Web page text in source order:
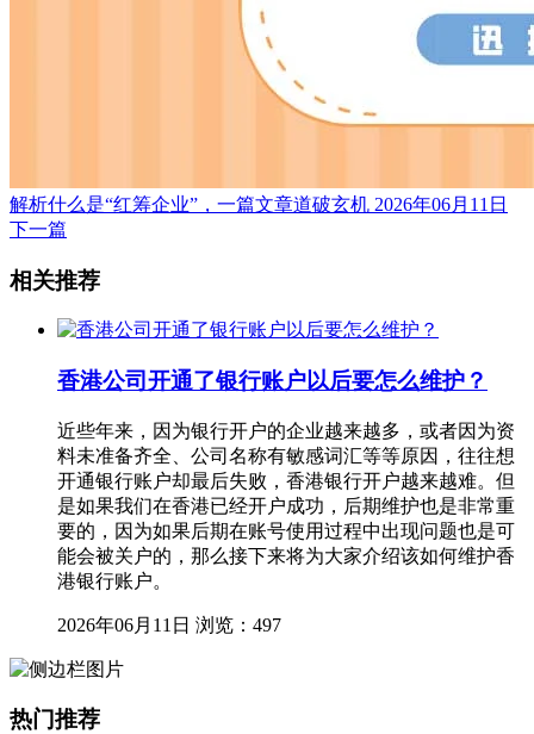
解析什么是“红筹企业”，一篇文章道破玄机 2026年06月11日
下一篇
相关推荐
香港公司开通了银行账户以后要怎么维护？
近些年来，因为银行开户的企业越来越多，或者因为资
料未准备齐全、公司名称有敏感词汇等等原因，往往想
开通银行账户却最后失败，香港银行开户越来越难。但
是如果我们在香港已经开户成功，后期维护也是非常重
要的，因为如果后期在账号使用过程中出现问题也是可
能会被关户的，那么接下来将为大家介绍该如何维护香
港银行账户。
2026年06月11日 浏览：497
热门推荐